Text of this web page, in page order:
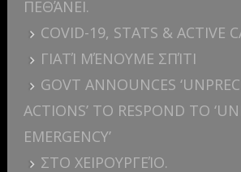
ΠΕΘΆΝΕΙ.
COVID-19, STATS & ACTIVE
ΓΙΑΤΊ ΜΈΝΟΥΜΕ ΣΠΊΤΙ
GOVT ANNOUNCES
ACTIONS’ TO RESPOND TO
EMERGENCY’
ΣΤΟ ΧΕΙΡΟΥΡΓΕΊΟ.